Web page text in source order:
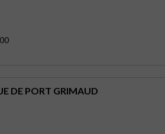
DE PORT GRIMAUD